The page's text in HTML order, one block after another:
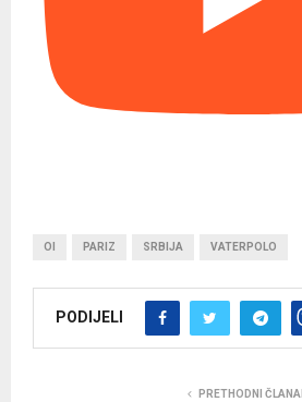
OI PARIZ SRBIJA VATERPOLO
PODIJELI
PRETHODNI